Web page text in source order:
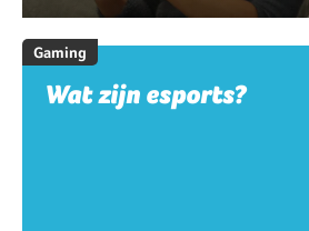
Gaming
Wat zijn esports?